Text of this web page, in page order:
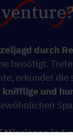
durch
benötigt.
erkundet die
knifflige und
Missionen in 6